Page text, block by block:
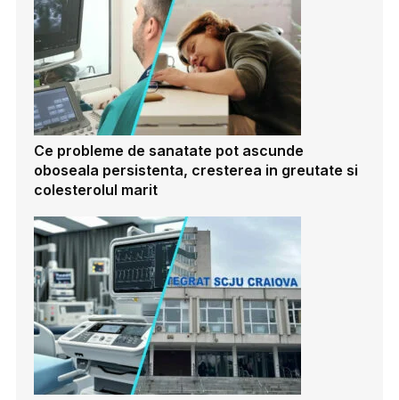
Ce probleme de sanatate pot ascunde
oboseala persistenta, cresterea in greutate si
colesterolul marit